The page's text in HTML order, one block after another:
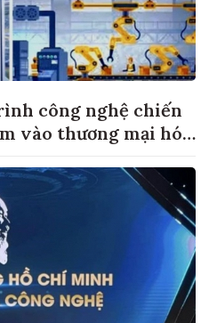
công nghệ chiến
vào thương mại hóa